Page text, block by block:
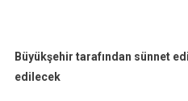
Büyükşehir tarafından sünnet
edilecek